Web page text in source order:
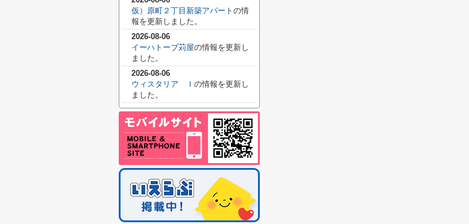
仮）原町２丁目新築アパート の情
報を更新しました。
2026-08-06
イーハトーブ苅屋の情報を更新し
ました。
2026-08-06
ウィスタリア Ⅰ の情報を更新し
ました。